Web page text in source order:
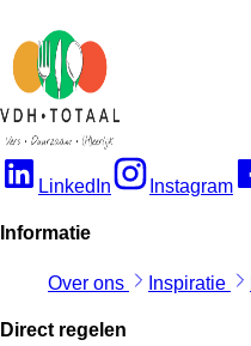
LinkedIn Instagram
Informatie
Over ons Inspiratie
Direct regelen